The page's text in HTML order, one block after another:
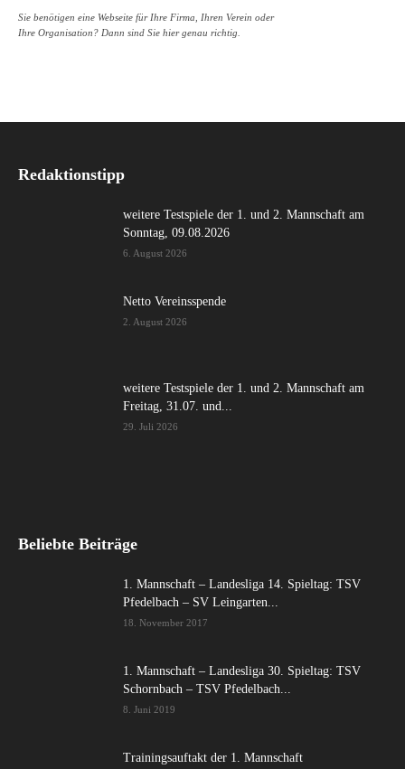
Sie benötigen eine Webseite für Ihre Firma, Ihren Verein oder
Ihre Organisation? Dann sind Sie hier genau richtig.
Redaktionstipp
weitere Testspiele der 1. und 2. Mannschaft am
Sonntag, 09.08.2026
6. August 2026
Netto Vereinsspende
2. August 2026
weitere Testspiele der 1. und 2. Mannschaft am
Freitag, 31.07. und...
29. Juli 2026
Beliebte Beiträge
1. Mannschaft – Landesliga 14. Spieltag: TSV
Pfedelbach – SV Leingarten...
18. November 2017
1. Mannschaft – Landesliga 30. Spieltag: TSV
Schornbach – TSV Pfedelbach...
8. Juni 2019
Trainingsauftakt der 1. Mannschaft